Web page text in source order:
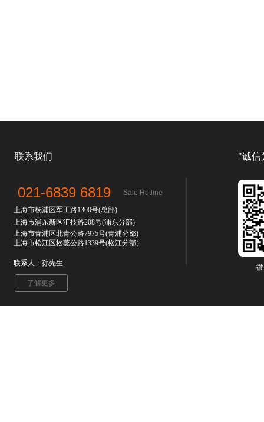
021-6839 6819
上海市杨浦区军工路1300号(总部)
上海市浦东新区汇技路208号(浦东分部)
上海市青浦区北青公路7975号(青浦分部)
上海市松江区松蒸公路1339号(松江分部）
联系人：孙先生
联系我们
Sale Hotline
了解更多
"诚信